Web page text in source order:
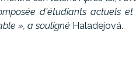
d'étudiants actuels
», a souligné Haladejová.